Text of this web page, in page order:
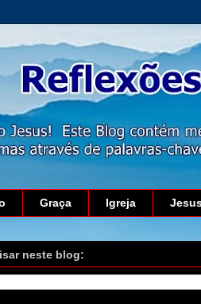
Graça Igreja
neste blog: